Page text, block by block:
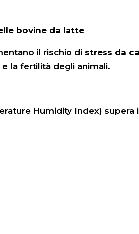
bovine da latte
il rischio di stress da
la fertilità degli animali.
Humidity Index)